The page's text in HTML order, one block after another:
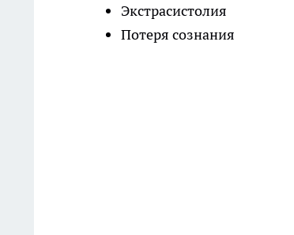
Экстрасистолия
Потеря сознания